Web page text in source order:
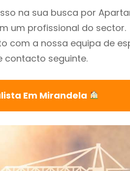
na sua busca por
um profissional do sector.
com a nossa equipa de
contacto seguinte.
Em Mirandela